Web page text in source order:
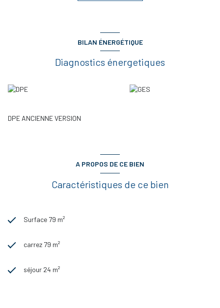
DE VENTE 220 000,00 ? dont 6 % TTC d'honoraires charge
BILAN ÉNERGÉTIQUE
Diagnostics énergetiques
DPE ANCIENNE VERSION
A PROPOS DE CE BIEN
Caractéristiques de ce bien
Surface 79 m²
carrez 79 m²
séjour 24 m²